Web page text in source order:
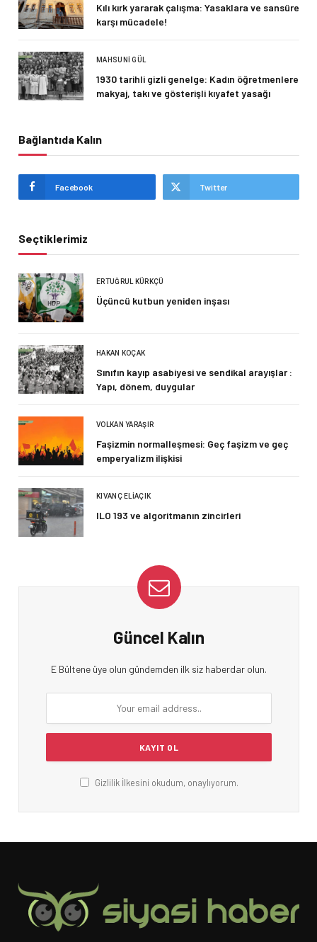
Kılı kırk yararak çalışma: Yasaklara ve sansüre
karşı mücadele!
MAHSUNI GÜL
1930 tarihli gizli genelge: Kadın öğretmenlere
makyaj, takı ve gösterişli kıyafet yasağı
Bağlantıda Kalın
Facebook Twitter
Seçtiklerimiz
ERTUĞRUL KÜRKÇÜ
Üçüncü kutbun yeniden inşası
HAKAN KOÇAK
Sınıfın kayıp asabiyesi ve sendikal arayışlar :
Yapı, dönem, duygular
VOLKAN YARAŞIR
Faşizmin normalleşmesi: Geç faşizm ve geç
emperyalizm ilişkisi
KIVANÇ ELIAÇIK
ILO 193 ve algoritmanın zincirleri
Güncel Kalın
E Bültene üye olun gündemden ilk siz haberdar olun.
Gizlilik İlkesini okudum, onaylıyorum.